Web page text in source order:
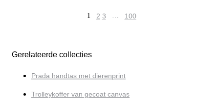
1 2 3 … 100
Gerelateerde collecties
Prada handtas met dierenprint
Trolleykoffer van gecoat canvas